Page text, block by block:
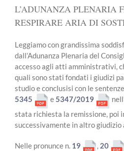
L’ADUNANZA PLENARIA
RESPIRARE ARIA DI
Leggiamo con grandissima
dall’Adunanza Plenaria del
accesso agli atti amministrativi,
quali sono stati fondati i giudizi
studio e conclusisi con le
5345
e5347/2019
stata richiesta la remissione, poi
successivamente in altro giudizio
Nelle pronunce n. 19 , 20